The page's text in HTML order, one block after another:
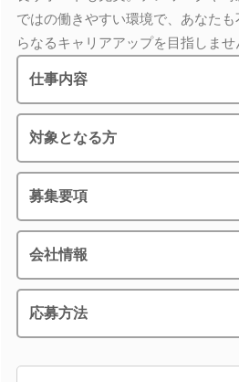
ではの働きやすい環境で、あなた
らなるキャリアアップを目指しませ
仕事内容
対象となる方
募集要項
会社情報
応募方法